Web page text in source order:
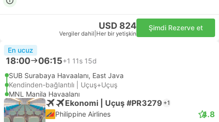
USD 824
Vergiler dahil Her bir yetişkin
Şimdi Rezerve et
En ucuz
18:00 06:15+1 11s 15d
SUB Surabaya Havaalanı, East Java
Kendinden-bağlantılı | Uçuş+Uçuş
MNL Manila Havaalanı
Ekonomi | Uçuş #PR3279 +1
Philippine Airlines 4.8